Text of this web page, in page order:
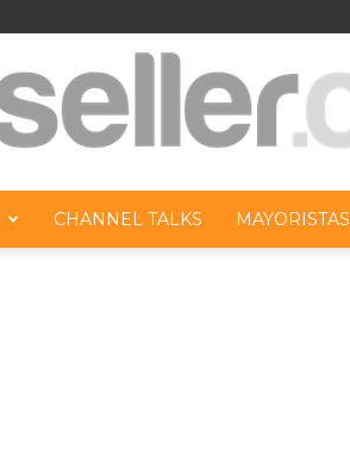
CHANNEL TALKS MAYORISTAS